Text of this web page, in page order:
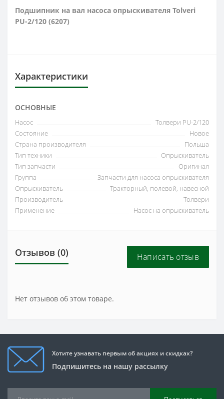
Подшипник на вал насоса опрыскивателя Tolveri
PU-2/120 (6207)
Характеристики
ОСНОВНЫЕ
Насос
Толвери PU-2/120
Состояние
Новое
Страна производителя
Польша
Тип техники
Опрыскиватель
Тип запчасти
Оригинал
Группа
Запчасти для насоса опрыскивателя
Опрыскиватель
Тракторный, полевой, навесной
Производитель
Толвери
Применение
Насос на опрыскиватель
Отзывов (0) Написать отзыв
Нет отзывов об этом товаре.
Хотите узнавать первым об акциях и скидках?
Подпишитесь на нашу рассылку